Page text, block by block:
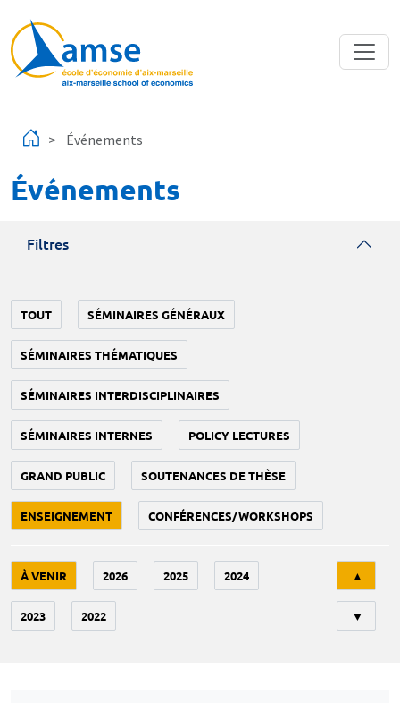
Événements
Événements
Filtres
TOUT SÉMINAIRES GÉNÉRAUX
SÉMINAIRES THÉMATIQUES
SÉMINAIRES INTERDISCIPLINAIRES
SÉMINAIRES INTERNES POLICY LECTURES
GRAND PUBLIC SOUTENANCES DE THÈSE
ENSEIGNEMENT CONFÉRENCES/WORKSHOPS
À VENIR 2026 2025 2024
2023 2022
▲
▼